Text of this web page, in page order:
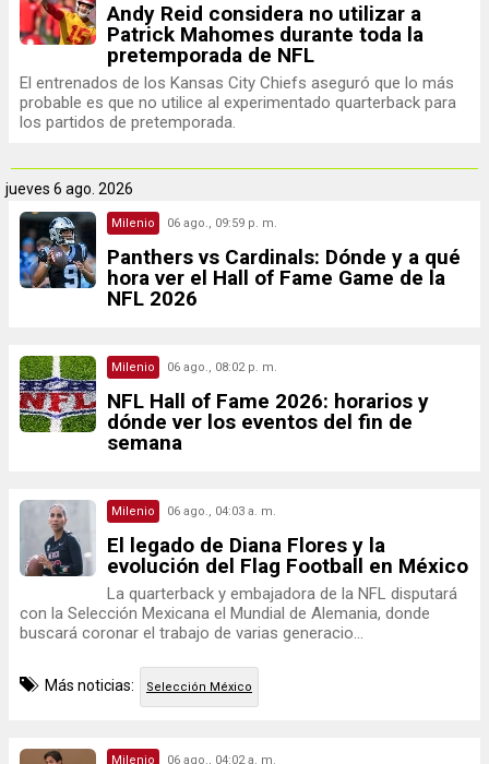
Andy Reid considera no utilizar a
Patrick Mahomes durante toda la
pretemporada de NFL
El entrenados de los Kansas City Chiefs aseguró que lo más
probable es que no utilice al experimentado quarterback para
los partidos de pretemporada.
jueves 6 ago. 2026
Milenio 06 ago., 09:59 p. m.
Panthers vs Cardinals: Dónde y a qué
hora ver el Hall of Fame Game de la
NFL 2026
Milenio 06 ago., 08:02 p. m.
NFL Hall of Fame 2026: horarios y
dónde ver los eventos del fin de
semana
Milenio 06 ago., 04:03 a. m.
El legado de Diana Flores y la
evolución del Flag Football en México
La quarterback y embajadora de la NFL disputará
con la Selección Mexicana el Mundial de Alemania, donde
buscará coronar el trabajo de varias generacio...
Más noticias: Selección México
Milenio 06 ago., 04:02 a. m.